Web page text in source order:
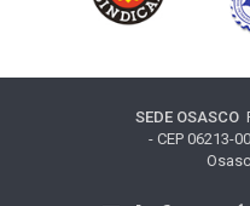
SEDE OSASCO
- CEP 06213-